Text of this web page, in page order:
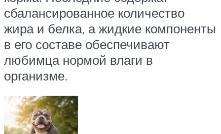
сбалансированное количество
жира и белка, а жидкие компоненты
в его составе обеспечивают
любимца нормой влаги в
организме.